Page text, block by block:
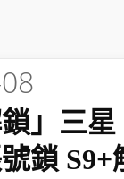
鎖」三星
鎖